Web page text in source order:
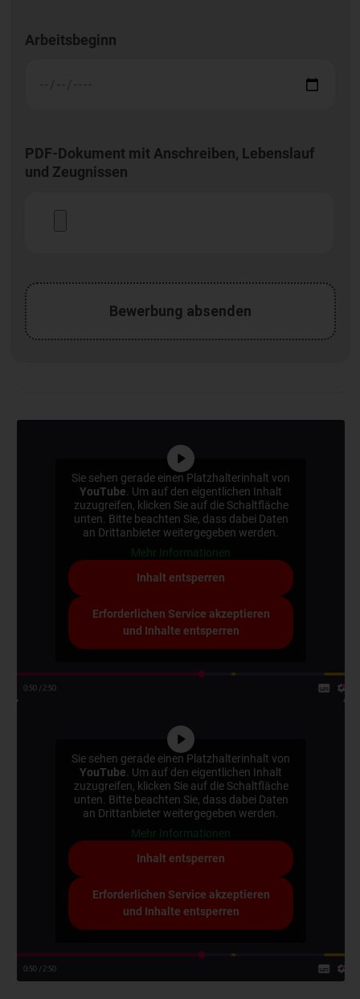
Arbeitsbeginn
PDF-Dokument mit Anschreiben, Lebenslauf
und Zeugnissen
Sie sehen gerade einen Platzhalterinhalt von
YouTube . Um auf den eigentlichen Inhalt
zuzugreifen, klicken Sie auf die Schaltfläche
unten. Bitte beachten Sie, dass dabei Daten
an Drittanbieter weitergegeben werden.
Mehr Informationen
Inhalt entsperren
Erforderlichen Service akzeptieren
und Inhalte entsperren
Sie sehen gerade einen Platzhalterinhalt von
YouTube . Um auf den eigentlichen Inhalt
zuzugreifen, klicken Sie auf die Schaltfläche
unten. Bitte beachten Sie, dass dabei Daten
an Drittanbieter weitergegeben werden.
Mehr Informationen
Inhalt entsperren
Erforderlichen Service akzeptieren
und Inhalte entsperren